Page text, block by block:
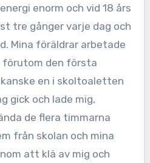
enorm och vid 18 års
tre gånger varje dag och
Mina föräldrar arbetade
förutom den första
en i skoltoaletten
gick och lade mig,
de flera timmarna
från skolan och mina
att klä av mig och